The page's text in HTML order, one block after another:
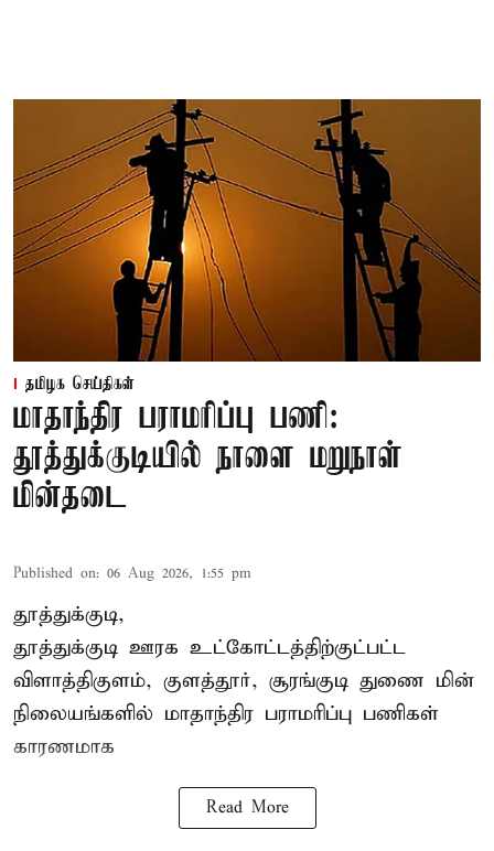
தமிழக செய்திகள்
மாதாந்திர பராமரிப்பு பணி:
தூத்துக்குடியில் நாளை மறுநாள்
மின்தடை
Published on: 06 Aug 2026, 1:55 pm
தூத்துக்குடி,
தூத்துக்குடி ஊரக உட்கோட்டத்திற்குட்பட்ட
விளாத்திகுளம், குளத்தூர், சூரங்குடி துணை மின்
நிலையங்களில் மாதாந்திர பராமரிப்பு பணிகள்
காரணமாக
Read More